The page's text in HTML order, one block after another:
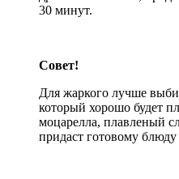
30 минут.
Совет!
Для жаркого лучше
который хорошо будет
моцарелла, плавленый
придаст готовому